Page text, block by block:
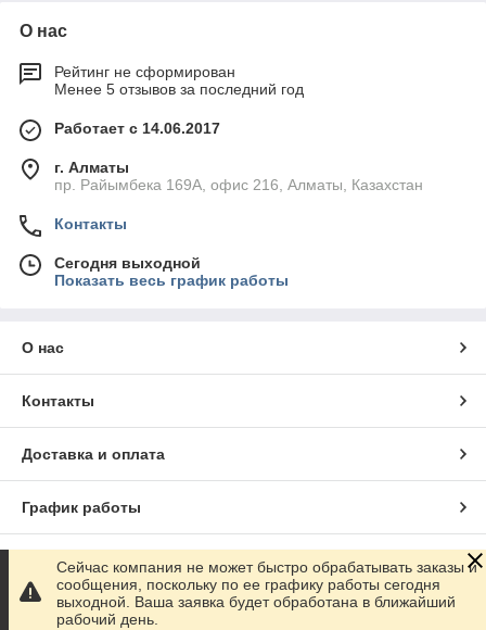
О нас
Рейтинг не сформирован
Менее 5 отзывов за последний год
Работает с 14.06.2017
г. Алматы
пр. Райымбека 169А, офис 216, Алматы, Казахстан
Контакты
Сегодня выходной
Показать весь график работы
О нас
Контакты
Доставка и оплата
График работы
Полная версия сайта
Сайт создан на маркетплейсе Satu.kz
Сейчас компания не может быстро обрабатывать заказы и
сообщения, поскольку по ее графику работы сегодня
выходной. Ваша заявка будет обработана в ближайший
рабочий день.